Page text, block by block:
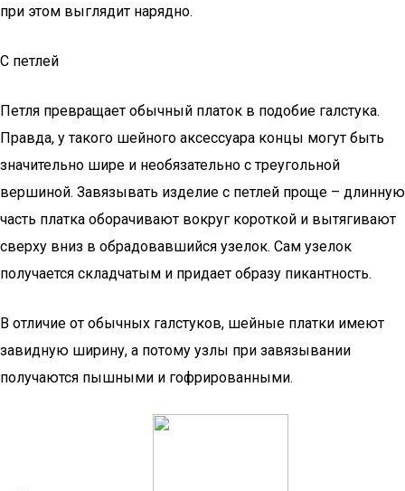
при этом выглядит нарядно.
С петлей
Петля превращает обычный платок в подобие галстука.
Правда, у такого шейного аксессуара концы могут быть
значительно шире и необязательно с треугольной
вершиной. Завязывать изделие с петлей проще – длинную
часть платка оборачивают вокруг короткой и вытягивают
сверху вниз в обрадовавшийся узелок. Сам узелок
получается складчатым и придает образу пикантность.
В отличие от обычных галстуков, шейные платки имеют
завидную ширину, а потому узлы при завязывании
получаются пышными и гофрированными.